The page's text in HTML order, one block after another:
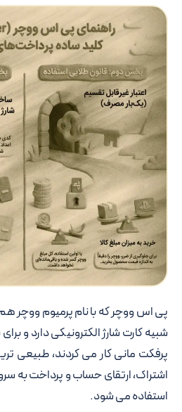
پی اس ووچر که با نام پرمیوم ووچر
شبیه کارت شارژ الکترونیکی دارد و
پرفکت مانی کار می کردند، طبیعی
اشتراک، ارتقای حساب و پرداخت به
استفاده می شود.